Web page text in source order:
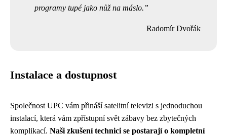
programy tupé jako nůž na máslo.
Radomír Dvořák
Instalace a dostupnost
Společnost UPC vám přináší satelitní televizi s jednoduchou
instalací, která vám zpřístupní svět zábavy bez zbytečných
komplikací. Naši zkušení technici se postarají o kompletní